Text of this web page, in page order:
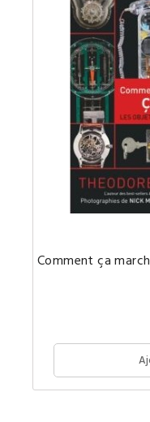
Comment ça